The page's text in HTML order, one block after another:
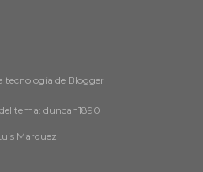
tecnología de Blogger
tema: duncan1890
Marquez